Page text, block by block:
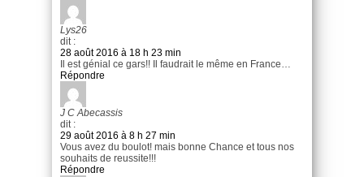
Lys26
dit :
28 août 2016 à 18 h 23 min
Il est génial ce gars!! Il faudrait le même en France…
Répondre
J C Abecassis
dit :
29 août 2016 à 8 h 27 min
Vous avez du boulot! mais bonne Chance et tous nos
souhaits de reussite!!!
Répondre